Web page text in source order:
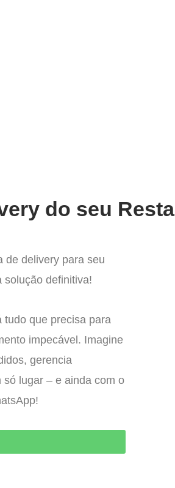
do seu
de delivery para seu
solução definitiva!
tudo que precisa para
impecável. Imagine
gerencia
lugar – e ainda com o